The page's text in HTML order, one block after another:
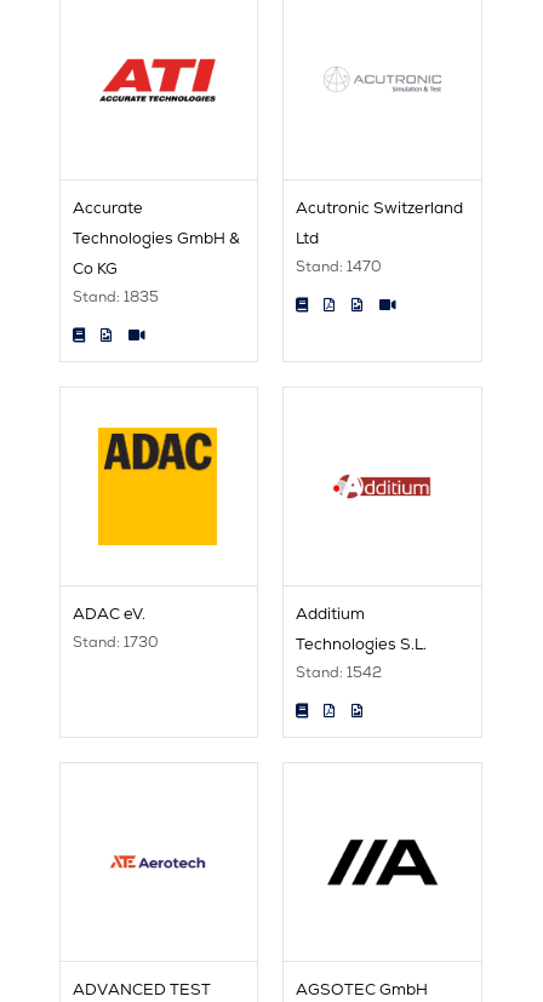
Accurate
Technologies GmbH &
Co KG
Stand: 1835
Acutronic Switzerland
Ltd
Stand: 1470
ADAC eV.
Stand: 1730
Additium
Technologies S.L.
Stand: 1542
ADVANCED TEST
AGSOTEC GmbH